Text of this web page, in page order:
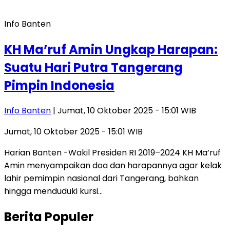
Info Banten
KH Ma’ruf Amin Ungkap Harapan:
Suatu Hari Putra Tangerang
Pimpin Indonesia
Info Banten | Jumat, 10 Oktober 2025 - 15:01 WIB
Jumat, 10 Oktober 2025 - 15:01 WIB
Harian Banten -Wakil Presiden RI 2019–2024 KH Ma’ruf
Amin menyampaikan doa dan harapannya agar kelak
lahir pemimpin nasional dari Tangerang, bahkan
hingga menduduki kursi…
Berita Populer